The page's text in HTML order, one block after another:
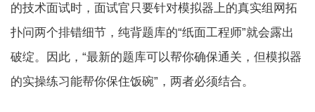
的技术面试时，面试官只要针对模拟器上的真实组网拓
扑问两个排错细节，纯背题库的“纸面工程师”就会露出
破绽。因此，“最新的题库可以帮你确保通关，但模拟器
的实操练习能帮你保住饭碗”，两者必须结合。